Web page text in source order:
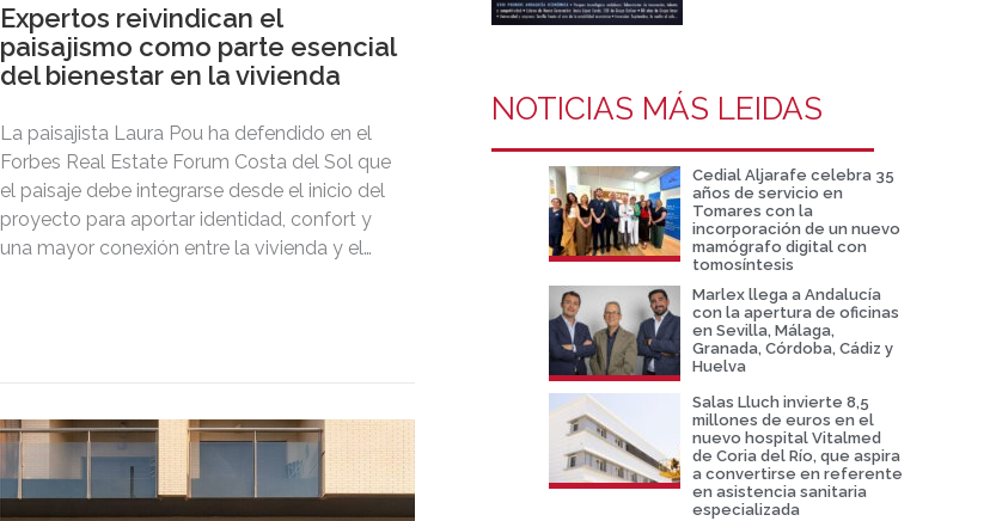
Expertos reivindican el
paisajismo como parte esencial
del bienestar en la vivienda
La paisajista Laura Pou ha defendido en el
Forbes Real Estate Forum Costa del Sol que
el paisaje debe integrarse desde el inicio del
proyecto para aportar identidad, confort y
una mayor conexión entre la vivienda y el
NOTICIAS MÁS LEIDAS
Cedial Aljarafe celebra 35
años de servicio en
Tomares con la
incorporación de un nuevo
mamógrafo digital con
tomosíntesis
Marlex llega a Andalucía
con la apertura de oficinas
en Sevilla, Málaga,
Granada, Córdoba, Cádiz y
Huelva
Salas Lluch invierte 8,5
millones de euros en el
nuevo hospital Vitalmed
de Coria del Río, que aspira
a convertirse en referente
en asistencia sanitaria
especializada